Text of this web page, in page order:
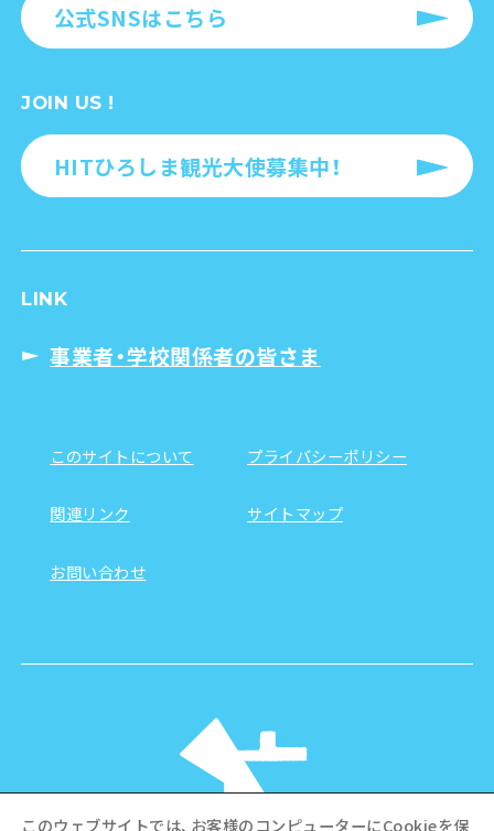
公式SNSはこちら
JOIN US !
HITひろしま観光大使募集中！
LINK
事業者・学校関係者の皆さま
このサイトについて プライバシーポリシー
関連リンク サイトマップ
お問い合わせ
このウェブサイトでは、お客様のコンピューターにCookieを保